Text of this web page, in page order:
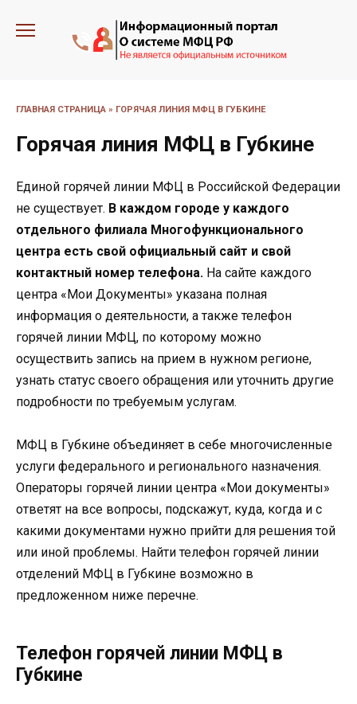
содержанию
ГЛАВНАЯ СТРАНИЦА » ГОРЯЧАЯ ЛИНИЯ МФЦ В ГУБКИНЕ
Горячая линия МФЦ в Губкине
Единой горячей линии МФЦ в Российской Федерации
не существует. В каждом городе у каждого
отдельного филиала Многофункционального
центра есть свой официальный сайт и свой
контактный номер телефона. На сайте каждого
центра «Мои Документы» указана полная
информация о деятельности, а также телефон
горячей линии МФЦ, по которому можно
осуществить запись на прием в нужном регионе,
узнать статус своего обращения или уточнить другие
подробности по требуемым услугам.
МФЦ в Губкине объединяет в себе многочисленные
услуги федерального и регионального назначения.
Операторы горячей линии центра «Мои документы»
ответят на все вопросы, подскажут, куда, когда и с
какими документами нужно прийти для решения той
или иной проблемы. Найти телефон горячей линии
отделений МФЦ в Губкине возможно в
предложенном ниже перечне.
Телефон горячей линии МФЦ в
Губкине